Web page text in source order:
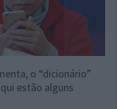
o “dicionário”
estão alguns